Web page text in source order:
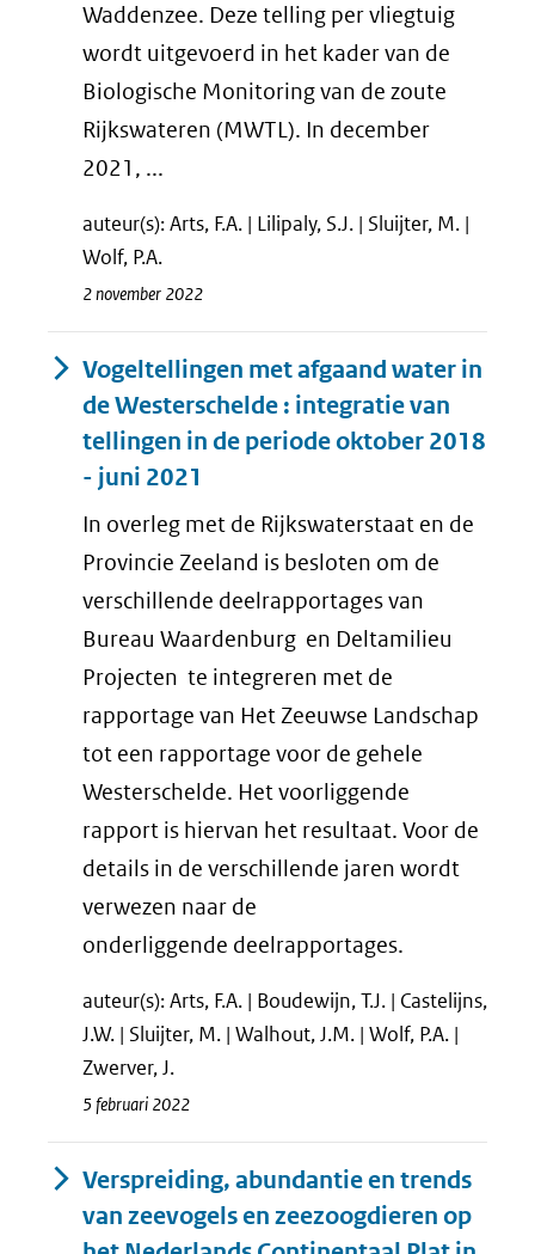
Waddenzee. Deze telling per vliegtuig
wordt uitgevoerd in het kader van de
Biologische Monitoring van de zoute
Rijkswateren (MWTL). In december
2021, ...
auteur(s): Arts, F.A. | Lilipaly, S.J. | Sluijter, M. |
Wolf, P.A.
2 november 2022
Vogeltellingen met afgaand water in
de Westerschelde : integratie van
tellingen in de periode oktober 2018
- juni 2021
In overleg met de Rijkswaterstaat en de
Provincie Zeeland is besloten om de
verschillende deelrapportages van
Bureau Waardenburg en Deltamilieu
Projecten te integreren met de
rapportage van Het Zeeuwse Landschap
tot een rapportage voor de gehele
Westerschelde. Het voorliggende
rapport is hiervan het resultaat. Voor de
details in de verschillende jaren wordt
verwezen naar de
onderliggende deelrapportages.
auteur(s): Arts, F.A. | Boudewijn, T.J. | Castelijns,
J.W. | Sluijter, M. | Walhout, J.M. | Wolf, P.A. |
Zwerver, J.
5 februari 2022
Verspreiding, abundantie en trends
van zeevogels en zeezoogdieren op